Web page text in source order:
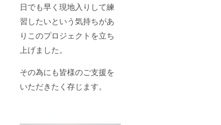
日でも早く現地入りして練
習したいという気持ちがあ
りこのプロジェクトを立ち
上げました。
その為にも皆様のご支援を
いただきたく存じます。